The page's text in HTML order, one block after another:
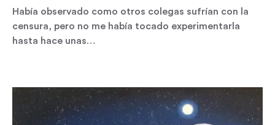
Había observado como otros colegas sufrían con la
censura, pero no me había tocado experimentarla
hasta hace unas…